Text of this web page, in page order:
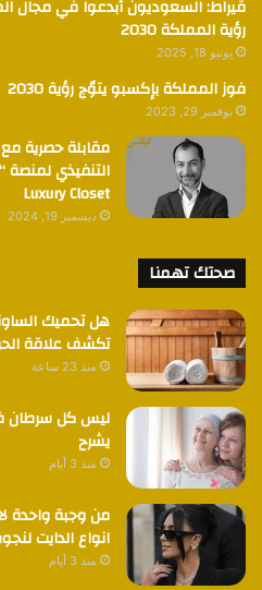
قيراط: السعوديون أبدعوا في مجال
رؤية المملكة 2030
يونيو 18, 2025
فوز المملكة بإكسبو يتوٌج رؤية 2030
نوفمبر 29, 2023
مقابلة حصرية
Luxury Closet
ديسمبر 19, 2024
صحتك تهمنا
هل تحميك
تكشف علاقة
منذ 23 ساعة
ليس كل سرطان في
يشرح
منذ 3 أيام
من وجبة واحدة لا
انواع الدايت
منذ 3 أيام